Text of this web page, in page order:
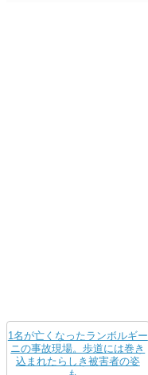
1名が亡くなったランボルギー
ニの事故現場。歩道には巻き
込まれたらしき被害者の姿